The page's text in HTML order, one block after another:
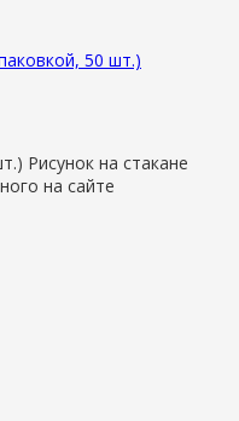
50 шт.)
Рисунок на стакане
на сайте